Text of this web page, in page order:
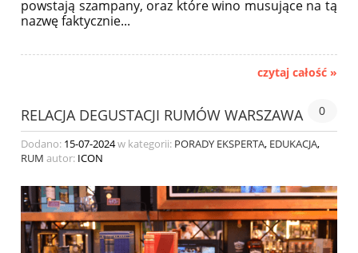
powstają szampany, oraz które wino musujące na tą
nazwę faktycznie...
czytaj całość »
RELACJA DEGUSTACJI RUMÓW WARSZAWA 0
Dodano: 15-07-2024w kategorii: PORADY EKSPERTA, EDUKACJA,
RUM autor: ICON